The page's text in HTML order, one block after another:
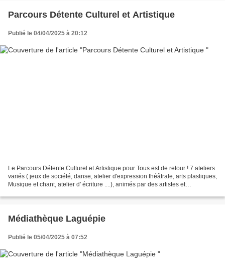
Parcours Détente Culturel et Artistique
Publié le 04/04/2025 à 20:12
Le Parcours Détente Culturel et Artistique pour Tous est de retour ! 7 ateliers
variés ( jeux de société, danse, atelier d'expression théâtrale, arts plastiques,
Musique et chant, atelier d' écriture ....), animés par des artistes et
Médiathèque Laguépie
Publié le 05/04/2025 à 07:52